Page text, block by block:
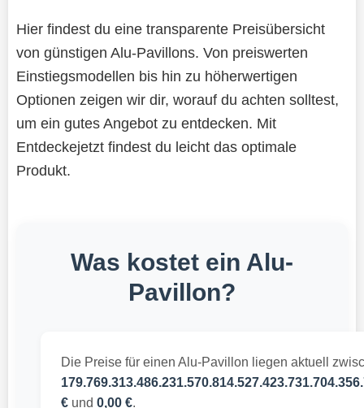
Hier findest du eine transparente Preisübersicht
von günstigen Alu-Pavillons. Von preiswerten
Einstiegsmodellen bis hin zu höherwertigen
Optionen zeigen wir dir, worauf du achten solltest,
um ein gutes Angebot zu entdecken. Mit
Entdeckejetzt findest du leicht das optimale
Produkt.
Was kostet ein Alu-
Pavillon?
Die Preise für einen Alu-Pavillon liegen aktuell
€und 0,00 €.